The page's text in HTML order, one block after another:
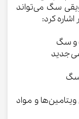
سگ می‌تواند
کرد:
و سگ
جدید
سگ
و مواد